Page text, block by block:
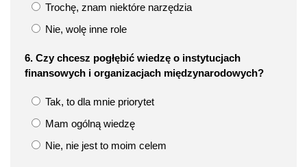
Trochę, znam niektóre narzędzia
Nie, wolę inne role
6. Czy chcesz pogłębić wiedzę o instytucjach
finansowych i organizacjach międzynarodowych?
Tak, to dla mnie priorytet
Mam ogólną wiedzę
Nie, nie jest to moim celem